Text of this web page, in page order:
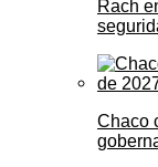
Rach
Chaco